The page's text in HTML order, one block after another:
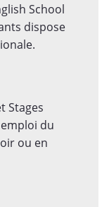
School
dispose
Stages
du
ou en